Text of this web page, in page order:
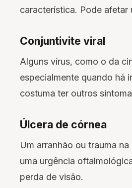
característica. Pode afetar
Conjuntivite viral
Alguns vírus, como o da
especialmente quando há
costuma ter outros
Úlcera de córnea
Um arranhão ou trauma
uma urgência
perda de visão.